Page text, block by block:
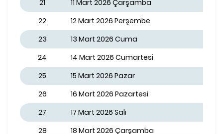
21
11 Mart 2026 Çarşamba
22
12 Mart 2026 Perşembe
23
13 Mart 2026 Cuma
24
14 Mart 2026 Cumartesi
25
15 Mart 2026 Pazar
26
16 Mart 2026 Pazartesi
27
17 Mart 2026 Salı
28
18 Mart 2026 Çarşamba